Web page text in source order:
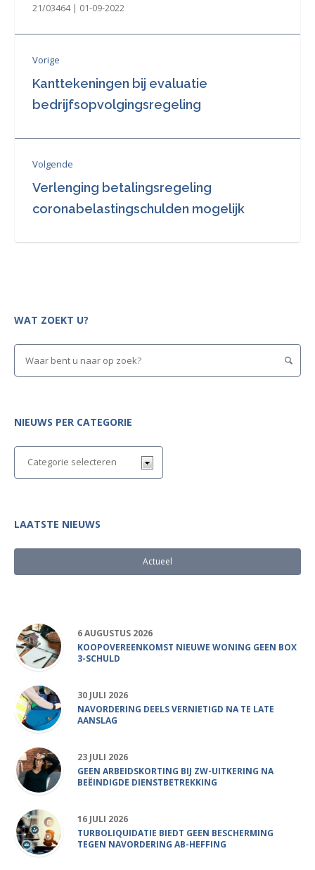
21/03464 | 01-09-2022
Vorige
Kanttekeningen bij evaluatie
bedrijfsopvolgingsregeling
Volgende
Verlenging betalingsregeling
coronabelastingschulden mogelijk
WAT ZOEKT U?
NIEUWS PER CATEGORIE
LAATSTE NIEUWS
Actueel
6 AUGUSTUS 2026
KOOPOVEREENKOMST NIEUWE WONING GEEN BOX
3-SCHULD
30 JULI 2026
NAVORDERING DEELS VERNIETIGD NA TE LATE
AANSLAG
23 JULI 2026
GEEN ARBEIDSKORTING BIJ ZW-UITKERING NA
BEËINDIGDE DIENSTBETREKKING
16 JULI 2026
TURBOLIQUIDATIE BIEDT GEEN BESCHERMING
TEGEN NAVORDERING AB-HEFFING